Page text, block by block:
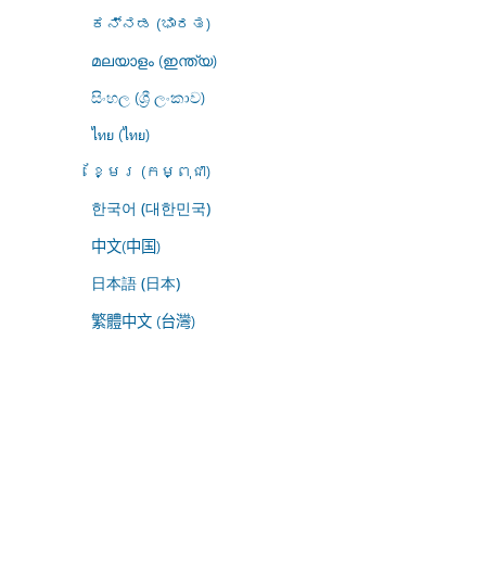
ಕನ್ನಡ (ಭಾರತ)
മലയാളം (ഇന്ത്യ)
සිංහල (ශ්‍රී ලංකාව)
ไทย (ไทย)
ខ្មែរ (កម្ពុជា)
한국어 (대한민국)
中文(中国)
日本語 (日本)
繁體中文 (台灣)